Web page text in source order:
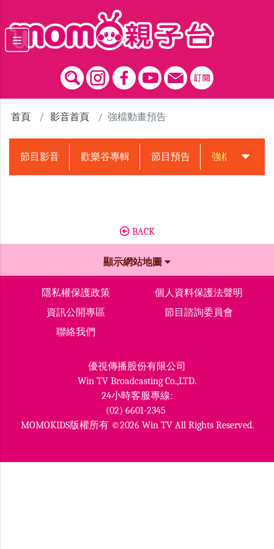
首頁 影音首頁 強檔動畫預告
節目影音 歡樂谷專輯 節目預告 強檔動畫預告
BACK
顯示網站地圖
隱私權保護政策
個人資料保護法聲明
資訊公開專區
節目諮詢委員會
聯絡我們
優視傳播股份有限公司
Win TV Broadcasting Co.,LTD.
24小時客服專線:
(02) 6601-2345
MOMOKIDS版權所有 ©2026 Win TV All Rights Reserved.